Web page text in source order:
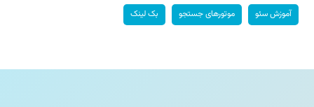
آموزش سئو موتورهای جستجو بک لینک